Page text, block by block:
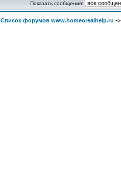
Показать сообщения:
Список форумов www.homeorealhelp.ru -